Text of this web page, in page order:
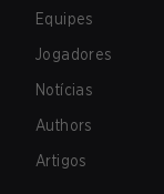
Equipes
Jogadores
Notícias
Authors
Artigos